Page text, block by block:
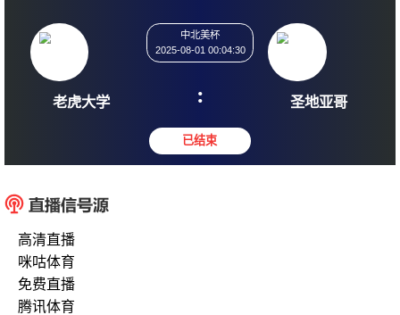
老虎大学
2025-08-01 00:04:30
: 圣地
高清直播
咪咕体育
免费直播
腾讯体育